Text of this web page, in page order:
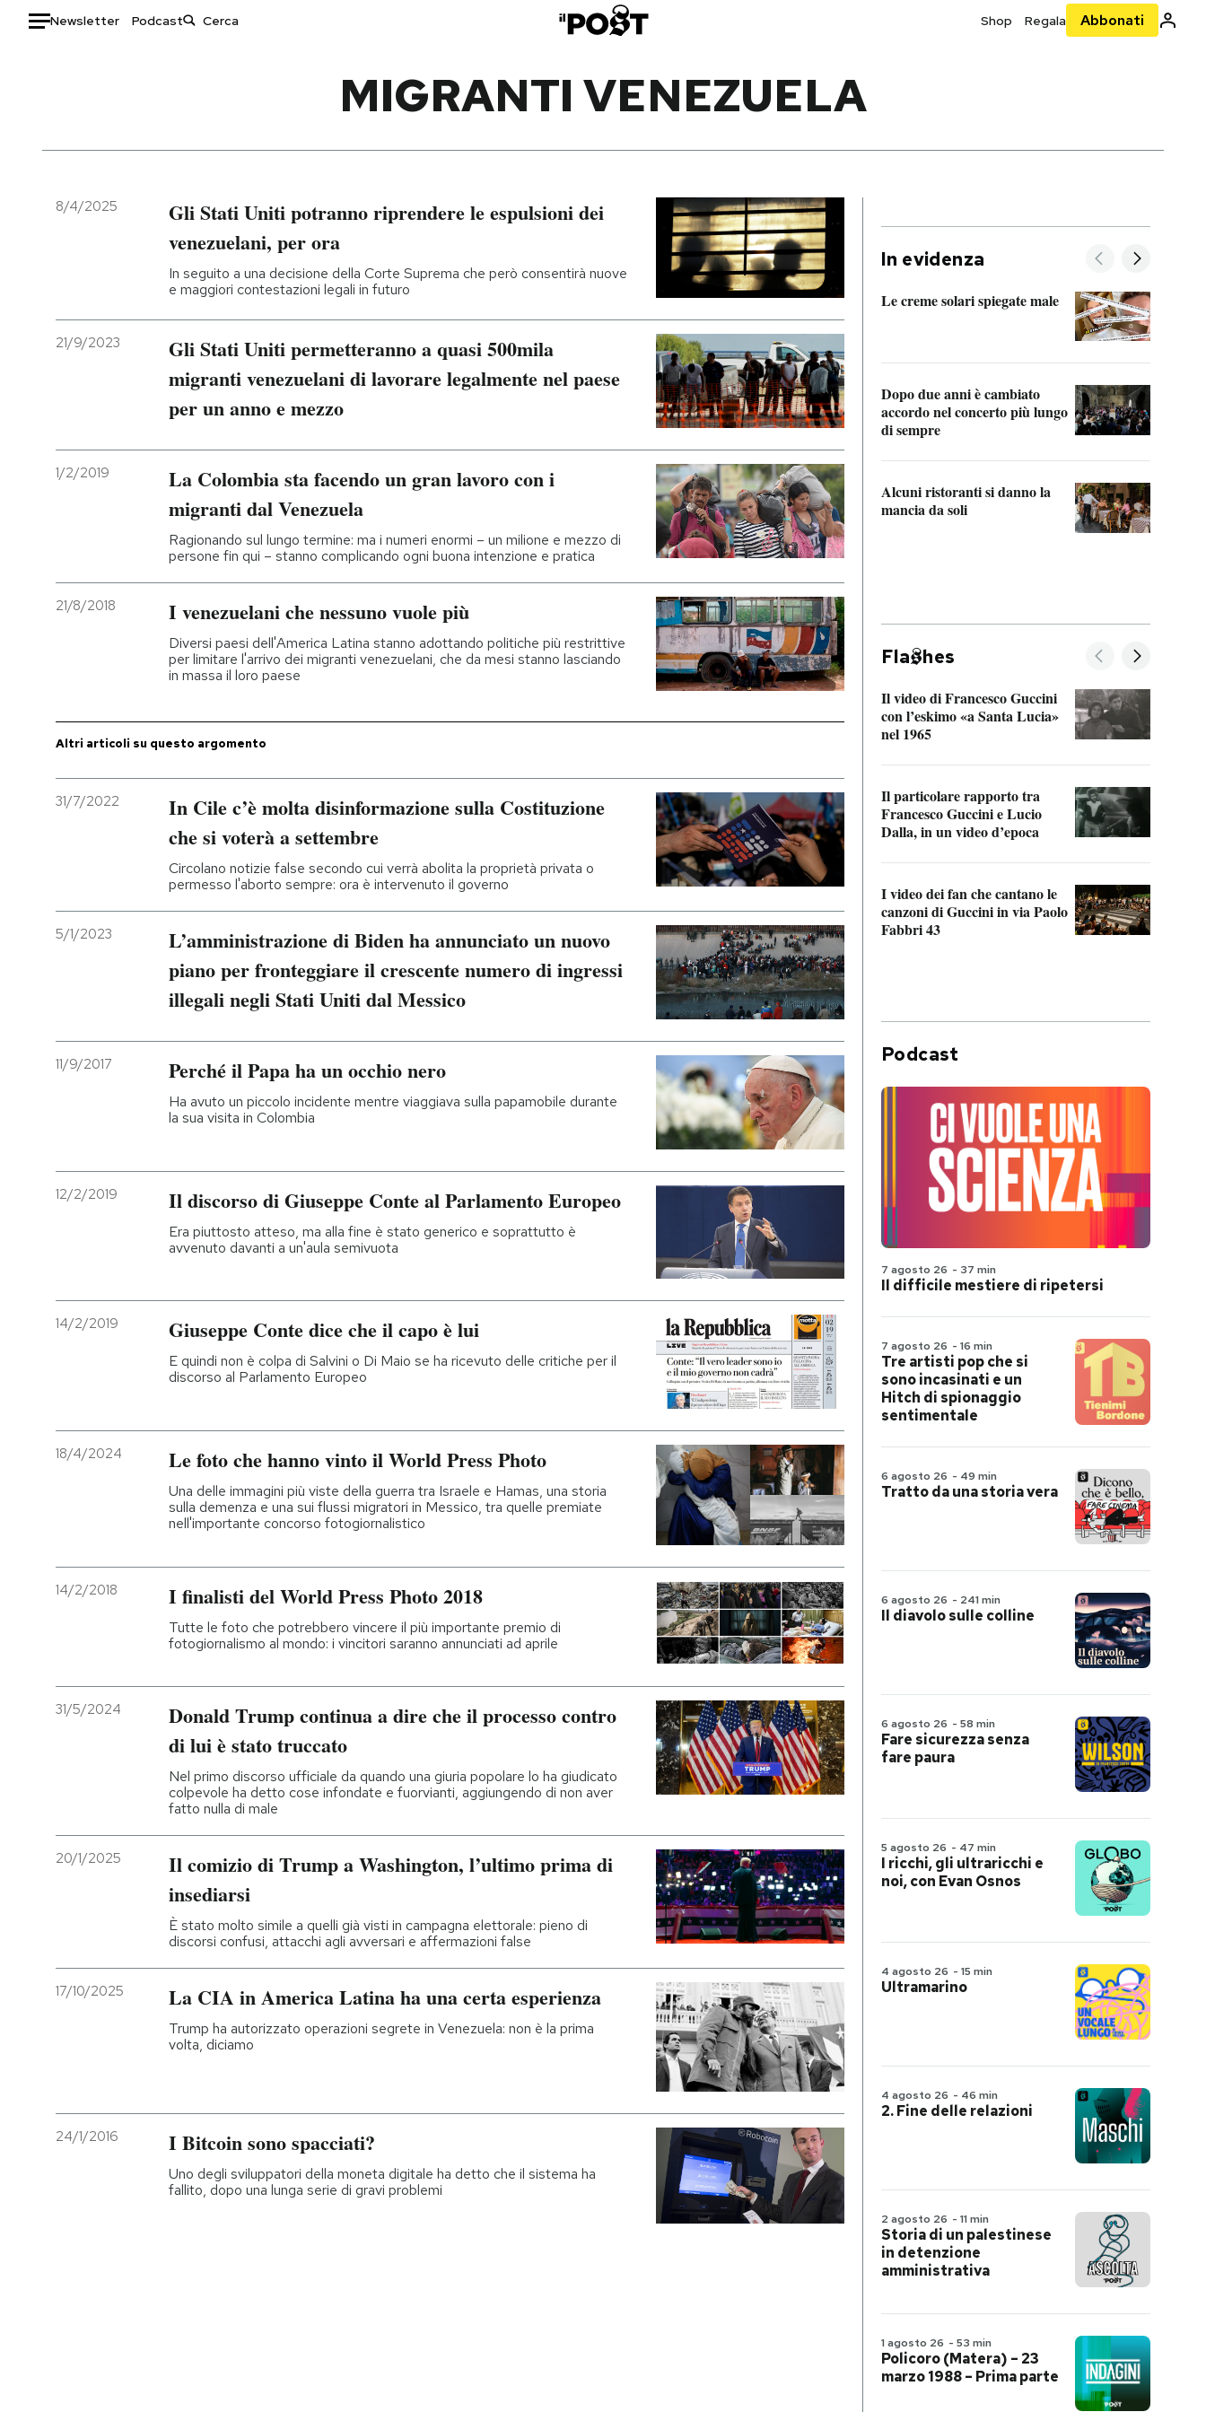
Newsletter Podcast Shop Regala Abbonati
Italia
Politica
Moda
Ok Boomer!
Media
Mondiali calcio 2026
I MIEI PREFERITI
SHOP
MIGRANTI VENEZUELA
8/4/2025
Gli Stati Uniti potranno riprendere le espulsioni dei
venezuelani, per ora
In seguito a una decisione della Corte Suprema che però consentirà nuove
e maggiori contestazioni legali in futuro
21/9/2023
Gli Stati Uniti permetteranno a quasi 500mila
migranti venezuelani di lavorare legalmente nel paese
per un anno e mezzo
1/2/2019
La Colombia sta facendo un gran lavoro con i
migranti dal Venezuela
Ragionando sul lungo termine: ma i numeri enormi – un milione e mezzo di
persone fin qui – stanno complicando ogni buona intenzione e pratica
21/8/2018 I venezuelani che nessuno vuole più
Diversi paesi dell'America Latina stanno adottando politiche più restrittive
per limitare l'arrivo dei migranti venezuelani, che da mesi stanno lasciando
in massa il loro paese
Altri articoli su questo argomento
31/7/2022
In Cile c’è molta disinformazione sulla Costituzione
che si voterà a settembre
Circolano notizie false secondo cui verrà abolita la proprietà privata o
permesso l'aborto sempre: ora è intervenuto il governo
5/1/2023
L’amministrazione di Biden ha annunciato un nuovo
piano per fronteggiare il crescente numero di ingressi
illegali negli Stati Uniti dal Messico
11/9/2017 Perché il Papa ha un occhio nero
Ha avuto un piccolo incidente mentre viaggiava sulla papamobile durante
la sua visita in Colombia
12/2/2019 Il discorso di Giuseppe Conte al Parlamento Europeo
Era piuttosto atteso, ma alla fine è stato generico e soprattutto è
avvenuto davanti a un'aula semivuota
14/2/2019 Giuseppe Conte dice che il capo è lui
E quindi non è colpa di Salvini o Di Maio se ha ricevuto delle critiche per il
discorso al Parlamento Europeo
18/4/2024 Le foto che hanno vinto il World Press Photo
Una delle immagini più viste della guerra tra Israele e Hamas, una storia
sulla demenza e una sui flussi migratori in Messico, tra quelle premiate
nell'importante concorso fotogiornalistico
14/2/2018 I finalisti del World Press Photo 2018
Tutte le foto che potrebbero vincere il più importante premio di
fotogiornalismo al mondo: i vincitori saranno annunciati ad aprile
31/5/2024
Donald Trump continua a dire che il processo contro
di lui è stato truccato
Nel primo discorso ufficiale da quando una giuria popolare lo ha giudicato
colpevole ha detto cose infondate e fuorvianti, aggiungendo di non aver
fatto nulla di male
20/1/2025
Il comizio di Trump a Washington, l’ultimo prima di
insediarsi
È stato molto simile a quelli già visti in campagna elettorale: pieno di
discorsi confusi, attacchi agli avversari e affermazioni false
17/10/2025 La CIA in America Latina ha una certa esperienza
Trump ha autorizzato operazioni segrete in Venezuela: non è la prima
volta, diciamo
24/1/2016 I Bitcoin sono spacciati?
Uno degli sviluppatori della moneta digitale ha detto che il sistema ha
fallito, dopo una lunga serie di gravi problemi
In evidenza
Le creme solari spiegate male
Dopo due anni è cambiato
accordo nel concerto più lungo
di sempre
Alcuni ristoranti si danno la
mancia da soli
Fla hes
Il video di Francesco Guccini
con l’eskimo «a Santa Lucia»
nel 1965
Il particolare rapporto tra
Francesco Guccini e Lucio
Dalla, in un video d’epoca
I video dei fan che cantano le
canzoni di Guccini in via Paolo
Fabbri 43
Podcast
7 agosto 26 - 37 min
Il difficile mestiere di ripetersi
7 agosto 26 - 16 min
Tre artisti pop che si
sono incasinati e un
Hitch di spionaggio
sentimentale
6 agosto 26 - 49 min
Tratto da una storia vera
6 agosto 26 - 241 min
Il diavolo sulle colline
6 agosto 26 - 58 min
Fare sicurezza senza
fare paura
5 agosto 26 - 47 min
I ricchi, gli ultraricchi e
noi, con Evan Osnos
4 agosto 26 - 15 min
Ultramarino
4 agosto 26 - 46 min
2. Fine delle relazioni
2 agosto 26 - 11 min
Storia di un palestinese
in detenzione
amministrativa
1 agosto 26 - 53 min
Policoro (Matera) – 23
marzo 1988 – Prima parte